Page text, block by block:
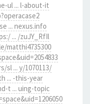
ul ... l-about-it
... nexus.info
... /zuJY_RfIl
matthi4735300
sl ... y/1070113/
... -this-year
t ... uing-topic